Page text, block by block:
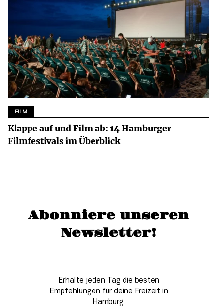
FILM
Klappe auf und Film ab: 14 Hamburger
Filmfestivals im Überblick
Abonniere unseren
Newsletter!
Erhalte jeden Tag die besten
Empfehlungen für deine Freizeit in
Hamburg.